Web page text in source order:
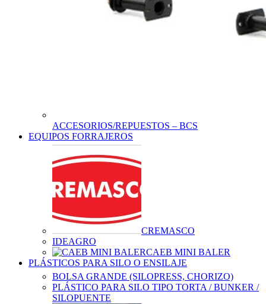
ACCESORIOS/REPUESTOS – BCS
EQUIPOS FORRAJEROS
CREMASCO
IDEAGRO
CAEB MINI BALER
PLÁSTICOS PARA SILO O ENSILAJE
BOLSA GRANDE (SILOPRESS, CHORIZO)
PLÁSTICO PARA SILO TIPO TORTA / BUNKER /
SILOPUENTE